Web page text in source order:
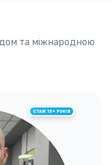
та міжнародною
СТАЖ 15+ РОКІВ